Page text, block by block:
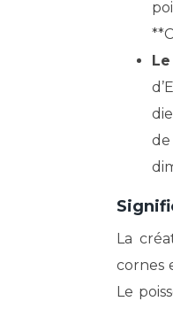
de
La
cornes
Le